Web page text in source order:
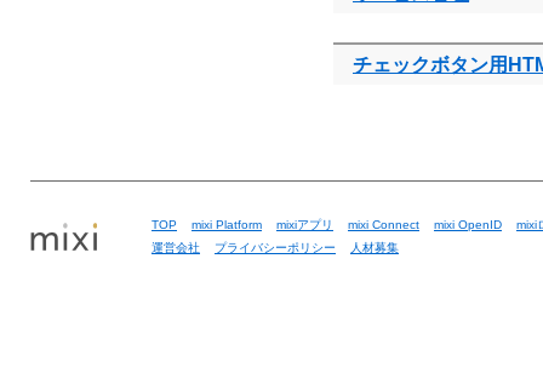
チェックボタン用
TOP mixi Platform mixiアプリ mixi Connect mixi OpenID
mixi
運営会社
プライバシーポリシー 人材募集